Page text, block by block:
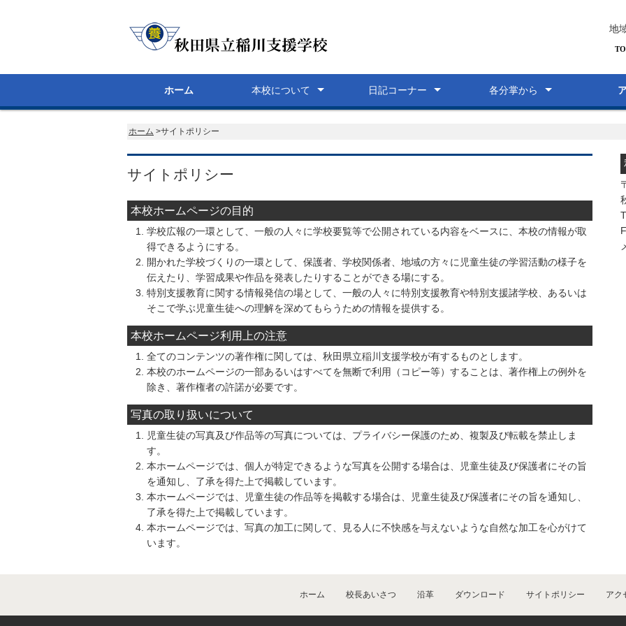
地
ホーム 本校について 日記コーナー 各分掌から
ホーム >サイトポリシー
サイトポリシー
本校ホームページの目的
学校広報の一環として、一般の人々に学校要覧等で公開されている内容をベースに、本校の情報が取
得できるようにする。
開かれた学校づくりの一環として、保護者、学校関係者、地域の方々に児童生徒の学習活動の様子を
伝えたり、学習成果や作品を発表したりすることができる場にする。
特別支援教育に関する情報発信の場として、一般の人々に特別支援教育や特別支援諸学校、あるいは
そこで学ぶ児童生徒への理解を深めてもらうための情報を提供する。
本校ホームページ利用上の注意
全てのコンテンツの著作権に関しては、秋田県立稲川支援学校が有するものとします。
本校のホームページの一部あるいはすべてを無断で利用（コピー等）することは、著作権上の例外を
除き、著作権者の許諾が必要です。
写真の取り扱いについて
児童生徒の写真及び作品等の写真については、プライバシー保護のため、複製及び転載を禁止しま
す。
本ホームページでは、個人が特定できるような写真を公開する場合は、児童生徒及び保護者にその旨
を通知し、了承を得た上で掲載しています。
本ホームページでは、児童生徒の作品等を掲載する場合は、児童生徒及び保護者にその旨を通知し、
了承を得た上で掲載しています。
本ホームページでは、写真の加工に関して、見る人に不快感を与えないような自然な加工を心がけて
います。
ホーム 校長あいさつ 沿革 ダウンロード サイトポリシー アク